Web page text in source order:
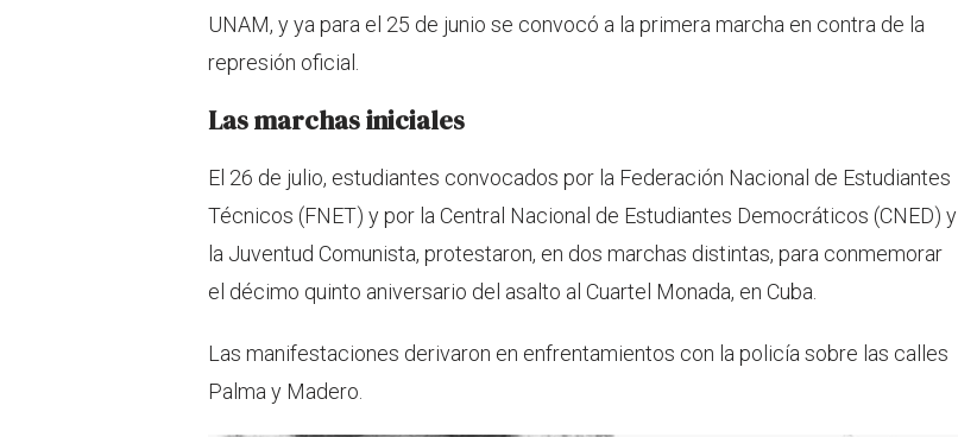
UNAM, y ya para el 25 de junio se convocó a la primera marcha en contra de la
represión oficial.
Las marchas iniciales
El 26 de julio, estudiantes convocados por la Federación Nacional de Estudiantes
Técnicos (FNET) y por la Central Nacional de Estudiantes Democráticos (CNED) y
la Juventud Comunista, protestaron, en dos marchas distintas, para conmemorar
el décimo quinto aniversario del asalto al Cuartel Monada, en Cuba.
Las manifestaciones derivaron en enfrentamientos con la policía sobre las calles
Palma y Madero.